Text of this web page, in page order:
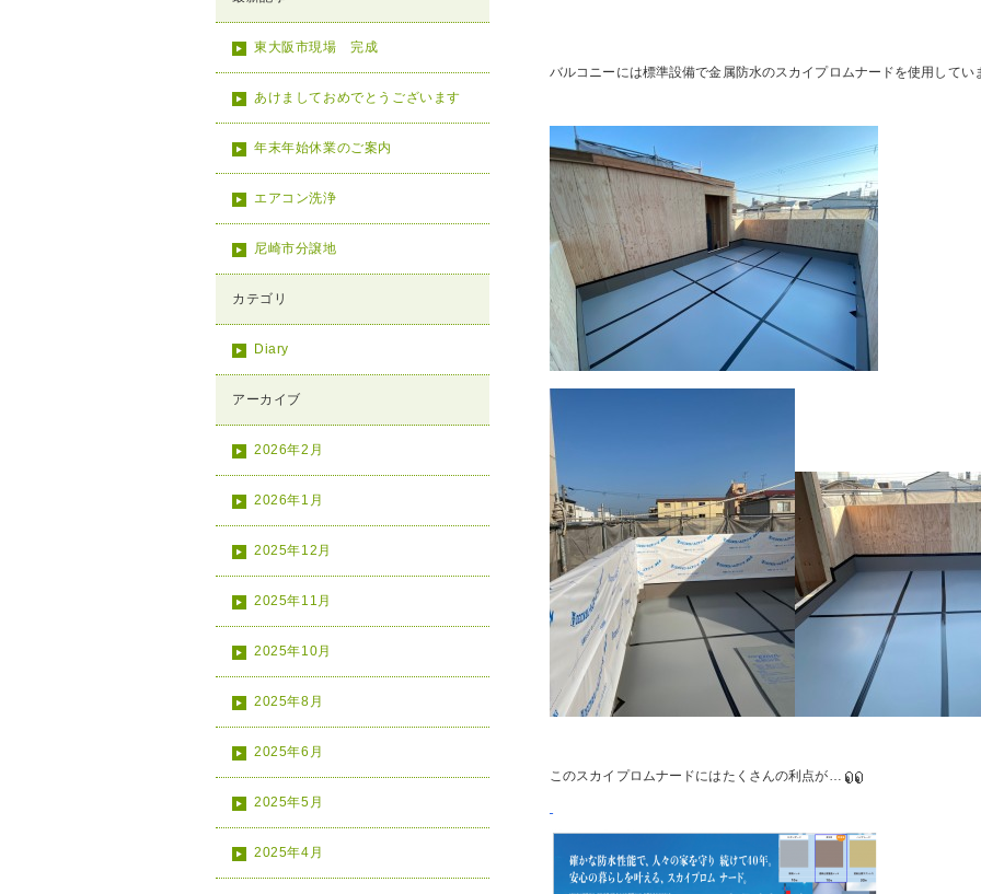
東大阪市現場 完成
あけましておめでとうございます
年末年始休業のご案内
エアコン洗浄
尼崎市分譲地
カテゴリ
Diary
アーカイブ
2026年2月
2026年1月
2025年12月
2025年11月
2025年10月
2025年8月
2025年6月
2025年5月
2025年4月
バルコニーには標準設備で金属防水のスカイプロムナードを使用してい
このスカイプロムナードにはたくさんの利点が…